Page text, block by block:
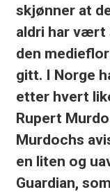
skjønner at
aldri har vært
den
gitt. I Norge
etter hvert
Rupert
Murdochs
en liten og
Guardian,